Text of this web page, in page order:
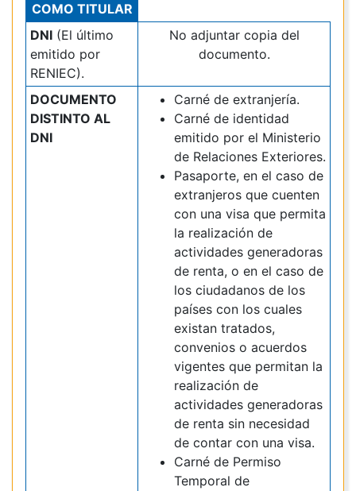
COMO TITULAR
DNI(El último
emitido por
RENIEC).
No adjuntar copia del
documento.
DOCUMENTO
DISTINTO AL
DNI
Carné de extranjería.
Carné de identidad
emitido por el Ministerio
de Relaciones Exteriores.
Pasaporte, en el caso de
extranjeros que cuenten
con una visa que permita
la realización de
actividades generadoras
de renta, o en el caso de
los ciudadanos de los
países con los cuales
existan tratados,
convenios o acuerdos
vigentes que permitan la
realización de
actividades generadoras
de renta sin necesidad
de contar con una visa.
Carné de Permiso
Temporal de